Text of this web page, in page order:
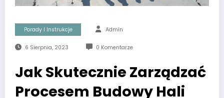
Porady I Instrukcje Admin
6 Sierpnia, 2023 0 Komentarze
Jak Skutecznie Zarządzać
Procesem Budowy Hali